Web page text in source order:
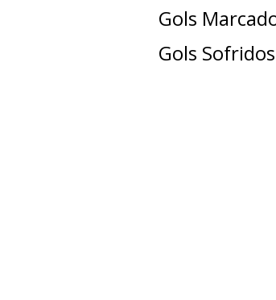
Gols
Gols Sofridos